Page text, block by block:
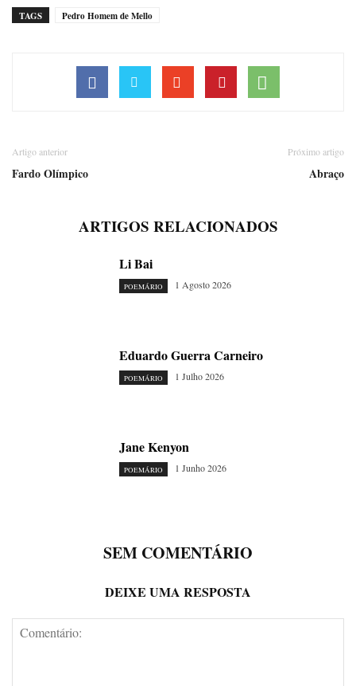
TAGS Pedro Homem de Mello
Artigo anterior
Fardo Olímpico
Próximo artigo
Abraço
ARTIGOS RELACIONADOS
Li Bai
POEMÁRIO 1 Agosto 2026
Eduardo Guerra Carneiro
POEMÁRIO 1 Julho 2026
Jane Kenyon
POEMÁRIO 1 Junho 2026
SEM COMENTÁRIO
DEIXE UMA RESPOSTA